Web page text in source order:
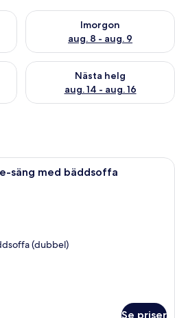
ikväll aug. 7 - aug. 8
Imorgon
aug. 8 - aug. 9
Kontrollera tillgängligheten
den här helgen aug. 7 - aug. 9
Nästa helg
aug. 14 - aug. 16
Kontrollera tillgängligheten
Ett modernt hotellrum med en stor
säng med bäddsoffa
(dubbel)
Se priser